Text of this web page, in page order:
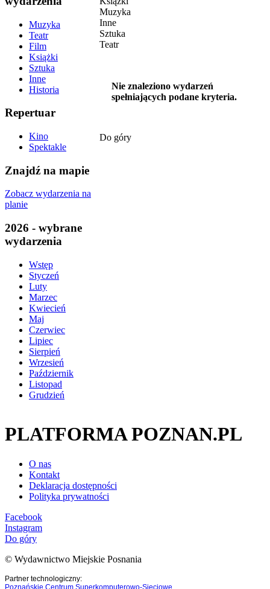
Muzyka
Teatr
Film
Książki
Sztuka
Inne
Historia
Repertuar
Kino
Spektakle
Znajdź na mapie
Zobacz wydarzenia na
planie
2026 - wybrane
wydarzenia
Wstęp
Styczeń
Luty
Marzec
Kwiecień
Maj
Czerwiec
Lipiec
Sierpień
Wrzesień
Październik
Listopad
Grudzień
Muzyka
Inne
Sztuka
Teatr
Nie znaleziono wydarzeń
spełniających podane kryteria.
Do góry
PLATFORMA POZNAN.PL
O nas
Kontakt
Deklaracja dostępności
Polityka prywatności
Facebook
Instagram
Do góry
© Wydawnictwo Miejskie Posnania
Partner technologiczny:
Poznańskie Centrum Superkomputerowo-Sieciowe